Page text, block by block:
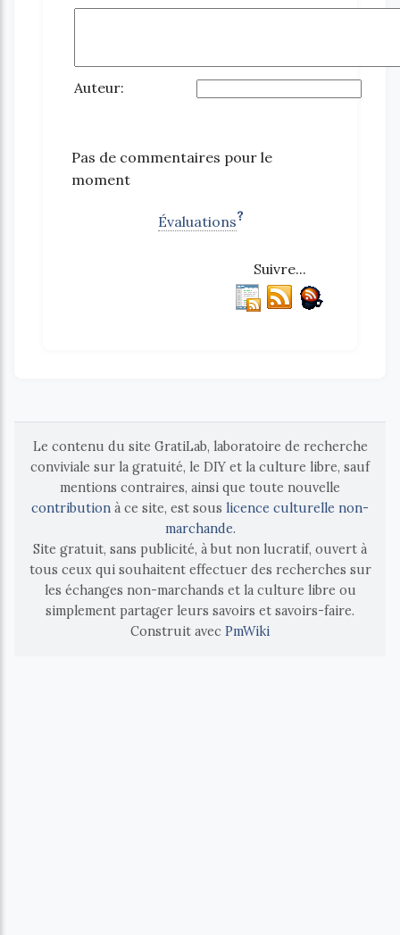
Auteur:
Pas de commentaires pour le
moment
Évaluations?
Suivre...
Le contenu du site GratiLab, laboratoire de recherche
conviviale sur la gratuité, le DIY et la culture libre, sauf
mentions contraires, ainsi que toute nouvelle
contribution à ce site, est sous licence culturelle non-
marchande.
Site gratuit, sans publicité, à but non lucratif, ouvert à
tous ceux qui souhaitent effectuer des recherches sur
les échanges non-marchands et la culture libre ou
simplement partager leurs savoirs et savoirs-faire.
Construit avec PmWiki